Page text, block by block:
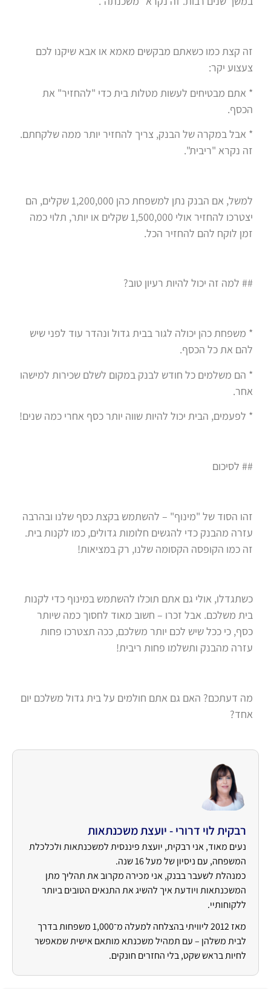
זה קצת כמו כשאתם מבקשים מאמא או אבא שיקנו לכם
צעצוע יקר:
* אתם מבטיחים לעשות מטלות בית כדי "להחזיר" את
הכסף.
* אבל במקרה של הבנק, צריך להחזיר יותר ממה שלקחתם.
זה נקרא "ריבית".
למשל, אם הבנק נתן למשפחת כהן 1,200,000 שקלים, הם
יצטרכו להחזיר אולי 1,500,000 שקלים או יותר, תלוי כמה
זמן לוקח להם להחזיר הכל.
## למה זה יכול להיות רעיון טוב?
* משפחת כהן יכולה לגור בבית גדול ונהדר עוד לפני שיש
להם את כל הכסף.
* הם משלמים כל חודש לבנק במקום לשלם שכירות למישהו
אחר.
* לפעמים, הבית יכול להיות שווה יותר כסף אחרי כמה שנים!
## לסיכום
זהו הסוד של "מינוף" – להשתמש בקצת כסף שלנו ובהרבה
עזרה מהבנק כדי להגשים חלומות גדולים, כמו לקנות בית.
זה כמו הקופסה הקסומה שלנו, רק במציאות!
כשתגדלו, אולי גם אתם תוכלו להשתמש במינוף כדי לקנות
בית משלכם. אבל זכרו – חשוב מאוד לחסוך כמה שיותר
כסף, כי ככל שיש לכם יותר משלכם, ככה תצטרכו פחות
עזרה מהבנק ותשלמו פחות ריבית!
מה דעתכם? האם גם אתם חולמים על בית גדול משלכם יום
אחד?
רבקית לוי דרורי - יועצת משכנתאות
נעים מאוד, אני רבקית, יועצת פיננסית למשכנתאות ולכלכלת
המשפחה, עם ניסיון של מעל 16 שנה.
כמנהלת לשעבר בבנק, אני מכירה מקרוב את תהליך מתן
המשכנתאות ויודעת איך להשיג את התנאים הטובים ביותר
ללקוחותיי.
מאז 2012 ליוויתי בהצלחה למעלה מ־1,000 משפחות בדרך
לבית משלהן – עם תמהיל משכנתא מותאם אישית שמאפשר
לחיות בראש שקט, בלי החזרים חונקים.